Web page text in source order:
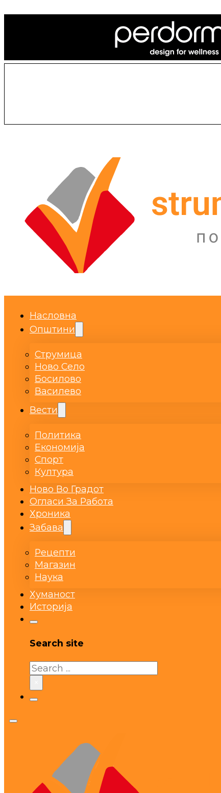
Насловна
Општини
Струмица
Ново Село
Босилово
Василево
Вести
Политика
Економија
Спорт
Култура
Ново Во Градот
Огласи За Работа
Хроника
Забава
Рецепти
Магазин
Наука
Хуманост
Историја
Search site
Search